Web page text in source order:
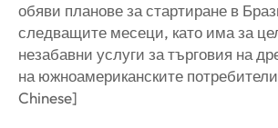
обяви планове за стартиране в
следващите месеци, като има за
незабавни услуги за търговия на
на южноамериканските
Chinese]